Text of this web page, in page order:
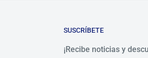
SUSCRÍBETE
¡Recibe noticias y